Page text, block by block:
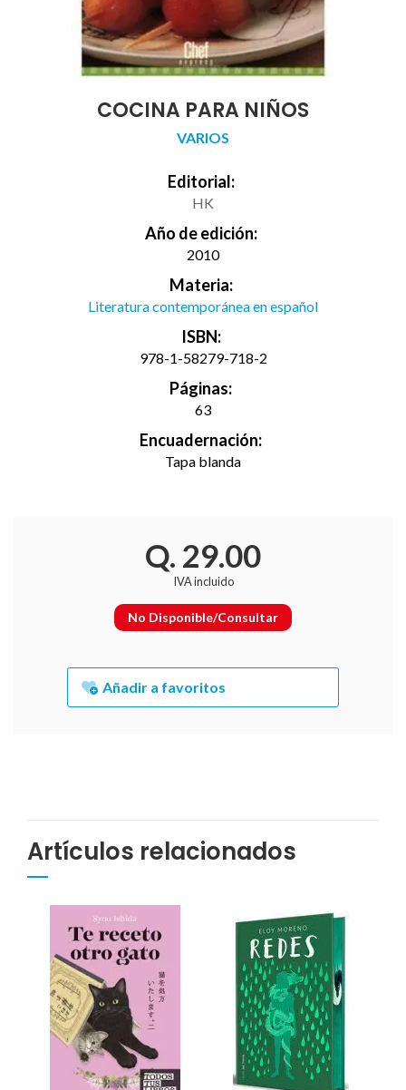
COCINA PARA NIÑOS
VARIOS
Editorial:
HK
Año de edición:
2010
Materia:
Literatura contemporánea en español
ISBN:
978-1-58279-718-2
Páginas:
63
Encuadernación:
Tapa blanda
Q. 29.00
IVA incluido
No Disponible/Consultar
Añadir a favoritos
Artículos relacionados